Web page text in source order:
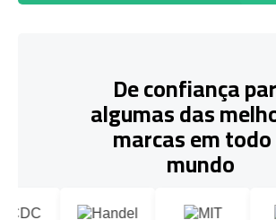
De confiança
algumas das
marcas em
mundo